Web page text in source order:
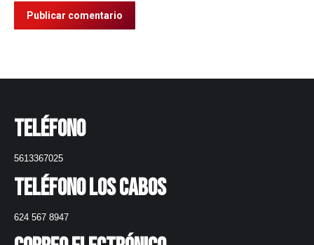
Publicar comentario
Teléfono
5613367025
Teléfono Los Cabos
624 567 8947